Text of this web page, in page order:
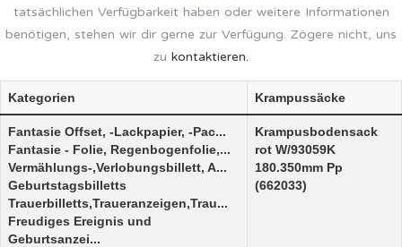
tatsächlichen Verfügbarkeit haben oder weitere Informationen
benötigen, stehen wir dir gerne zur Verfügung. Zögere nicht, uns
zu kontaktieren.
Kategorien Krampussäcke
Fantasie Offset, -Lackpapier, -Pac...
Fantasie - Folie, Regenbogenfolie,...
Vermählungs-,Verlobungsbillett, A...
Geburtstagsbilletts
Trauerbilletts,Traueranzeigen,Trau...
Freudiges Ereignis und
Geburtsanzei...
Krampusbodensack
rot W/93059K
180.350mm Pp
(662033)